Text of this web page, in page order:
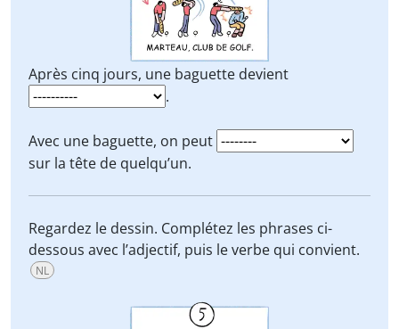
Après cinq jours, une baguette devient
.
Avec une baguette, on peut
sur la tête de quelqu’un.
Regardez le dessin. Complétez les phrases ci-
dessous avec l’adjectif, puis le verbe qui convient.
NL